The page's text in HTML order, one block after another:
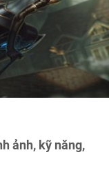
ảnh, kỹ năng,